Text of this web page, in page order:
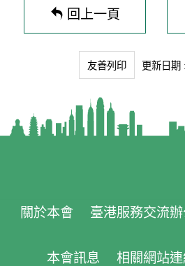
回上一頁
友善列印 更新日期
關於本會 臺港服務交流
本會訊息 相關網站